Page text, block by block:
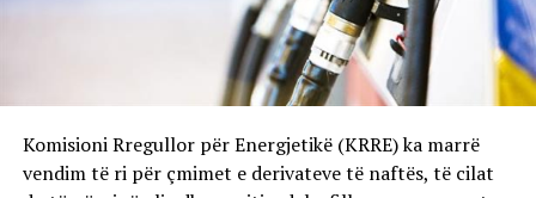
Komisioni Rregullor për Energjetikë (KRRE) ka marrë
vendim të ri për çmimet e derivateve të naftës, të cilat